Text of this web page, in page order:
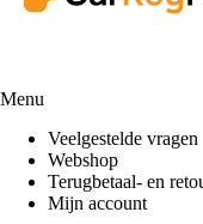
Menu
Veelgestelde vragen
Webshop
Terugbetaal- en
Mijn account